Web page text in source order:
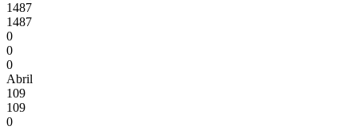
1487
1487
0
0
0
Abril
109
109
0